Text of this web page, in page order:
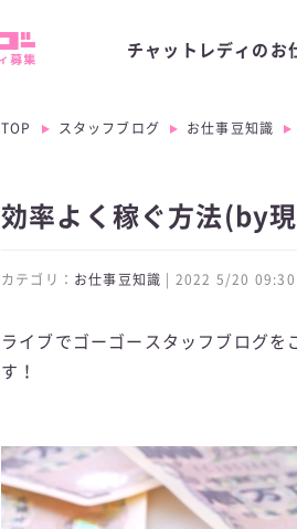
チャットレディのお
TOP スタッフブログ お仕事豆知識
効率よく稼ぐ方法(by
カテゴリ： お仕事豆知識 | 2022 5/20 09:30
ライブでゴーゴースタッフブログ
す！